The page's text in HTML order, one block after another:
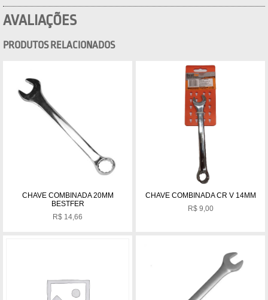
AVALIAÇÕES
PRODUTOS RELACIONADOS
CHAVE COMBINADA 20MM
BESTFER
R$ 14,66
CHAVE COMBINADA CR V 14MM
R$9,00